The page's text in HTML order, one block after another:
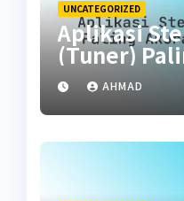
UNCATEGORIZED
Aplikasi
(Tuner)
untukAHMAD